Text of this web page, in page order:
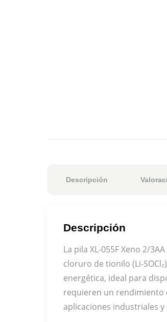
Descripción
Descripción
La pila XL-055F Xeno 2/
cloruro de tionilo (Li-
energética, ideal para
requieren un rendimiento
aplicaciones industriales y